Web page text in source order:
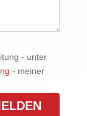
- unter
- meiner